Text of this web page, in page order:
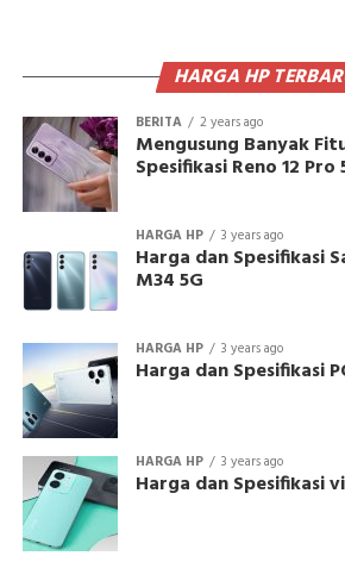
HARGA HP
BERITA 2 years ago
Mengusung Banyak
Spesifikasi Reno 12 Pro
HARGA HP 3 years ago
Harga dan Spesifikasi
M34 5G
HARGA HP 3 years ago
Harga dan Spesifikasi
HARGA HP 3 years ago
Harga dan Spesifikasi